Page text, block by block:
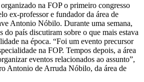
na FOP o primeiro congresso
ex-professor e fundador da área de
Antonio Nóbilo. Durante uma semana,
do país discutiram sobre o que mais estava
na época. “Foi um evento precursor
na FOP. Tempos depois, a área
eventos relacionados ao assunto”,
Antonio de Arruda Nóbilo, da área de